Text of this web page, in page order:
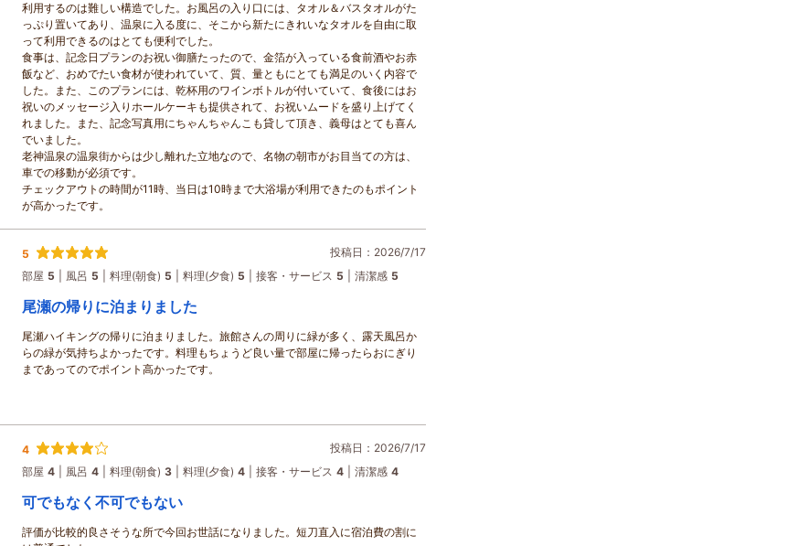
利用するのは難しい構造でした。お風呂の入り口には、タオル＆バスタオルがた
っぷり置いてあり、温泉に入る度に、そこから新たにきれいなタオルを自由に取
って利用できるのはとても便利でした。
食事は、記念日プランのお祝い御膳たったので、金箔が入っている食前酒やお赤
飯など、おめでたい食材が使われていて、質、量ともにとても満足のいく内容で
した。また、このプランには、乾杯用のワインボトルが付いていて、食後にはお
祝いのメッセージ入りホールケーキも提供されて、お祝いムードを盛り上げてく
れました。また、記念写真用にちゃんちゃんこも貸して頂き、義母はとても喜ん
でいました。
老神温泉の温泉街からは少し離れた立地なので、名物の朝市がお目当ての方は、
車での移動が必須です。
チェックアウトの時間が11時、当日は10時まで大浴場が利用できたのもポイント
が高かったです。
5
投稿日：2026/7/17
部屋 5 風呂 5 料理(朝食) 5 料理(夕食) 5 接客・サービス 5 清潔感 5
尾瀬の帰りに泊まりました
尾瀬ハイキングの帰りに泊まりました。旅館さんの周りに緑が多く、露天風呂か
らの緑が気持ちよかったです。料理もちょうど良い量で部屋に帰ったらおにぎり
まであってのでポイント高かったです。
4
投稿日：2026/7/17
部屋 4 風呂 4 料理(朝食) 3 料理(夕食) 4 接客・サービス 4 清潔感 4
可でもなく不可でもない
評価が比較的良さそうな所で今回お世話になりました。短刀直入に宿泊費の割に